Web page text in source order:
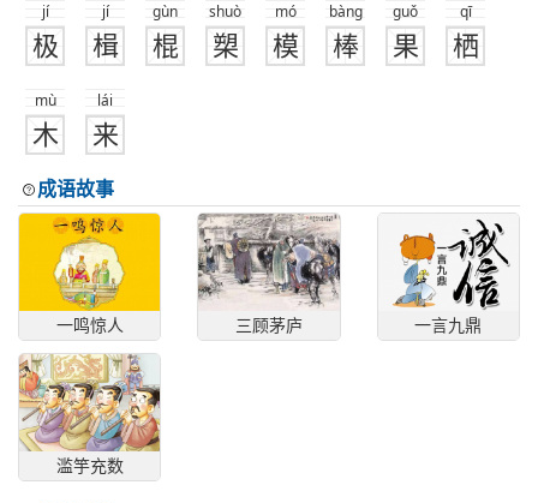
jí
极
jí
楫
gùn
棍
shuò
槊
mó
模
bàng
棒
guǒ
果
qī
栖
mù
木
lái
来
成语故事
一鸣惊人 三顾茅庐 一言九鼎
滥竽充数